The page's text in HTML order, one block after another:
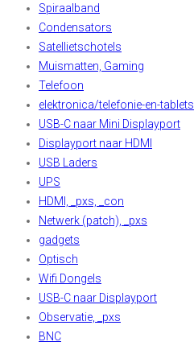
Spiraalband
Condensators
Satellietschotels
Muismatten, Gaming
Telefoon
elektronica/telefonie-en-tablets
USB-C naar Mini Displayport
Displayport naar HDMI
USB Laders
UPS
HDMI, _pxs, _con
Netwerk (patch), _pxs
gadgets
Optisch
Wifi Dongels
USB-C naar Displayport
Observatie, _pxs
BNC